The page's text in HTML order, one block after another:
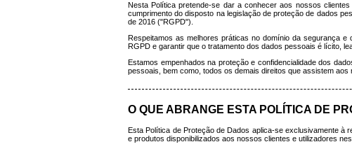
Nesta Política pretende-se dar a conhecer aos nossos
cumprimento do disposto na legislação de proteção de dados
de 2016 ("RGPD").
Respeitamos as melhores práticas no domínio da segurança
RGPD e garantir que o tratamento dos dados pessoais é lícito,
Estamos empenhados na proteção e confidencialidade dos
pessoais, bem como, todos os demais direitos que assistem aos
O QUE ABRANGE ESTA POLÍTICA DE
Esta Política de Proteção de Dados aplica-se exclusivamente à
e produtos disponibilizados aos nossos clientes e utilizadores